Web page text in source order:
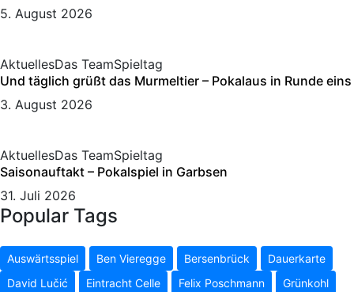
5. August 2026
AktuellesDas TeamSpieltag
Und täglich grüßt das Murmeltier – Pokalaus in Runde eins
3. August 2026
AktuellesDas TeamSpieltag
Saisonauftakt – Pokalspiel in Garbsen
31. Juli 2026
Popular Tags
Auswärtsspiel Ben Vieregge Bersenbrück
Dauerkarte
David Lučić
Eintracht Celle Felix Poschmann
Grünkohl